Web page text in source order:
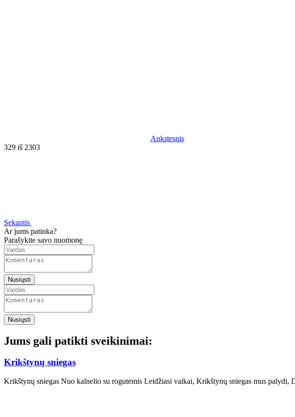
Ankstesnis
329 iš 2303
Sekantis
Ar jums patinka?
Parašykite savo nuomonę
Nusiųsti
Nusiųsti
Jums gali patikti sveikinimai:
Krikštynų sniegas
Krikštynų sniegas Nuo kalnelio su rogutėmis Leidžiasi vaikai, Krikštynų sniegas mus palydi,